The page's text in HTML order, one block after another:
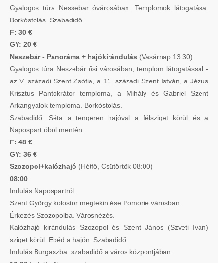
Gyalogos túra Nessebar óvárosában. Templomok látogatása.
Borkóstolás. Szabadidő.
F: 30 €
GY: 20 €
Neszebár - Panoráma + hajókirándulás (Vasárnap 13:30)
Gyalogos túra Neszebár ősi városában, templom látogatással -
az V. századi Szent Zsófia, a 11. századi Szent István, a Jézus
Krisztus Pantokrátor temploma, a Mihály és Gabriel Szent
Arkangyalok temploma. Borkóstolás.
Szabadidő. Séta a tengeren hajóval a félsziget körül és a
Napospart öböl mentén.
F: 48 €
GY: 36 €
Szozopol+kalózhajó (Hétfő, Csütörtök 08:00)
08:00
Indulás Napospartról.
Szent György kolostor megtekintése Pomorie városban.
Érkezés Szozopolba. Városnézés.
Kalózhajó kirándulás Szozopol és Szent János (Szveti Iván)
sziget körül. Ebéd a hajón. Szabadidő.
Indulás Burgaszba: szabadidő a város központjában.